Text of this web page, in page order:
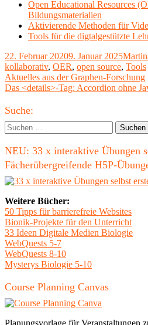
Open Educational Resources
Bildungsmaterialien
Aktivierende Methoden für
Tools für die digtalgestützte
Veröffentlicht
am
22. Februar 20209. Januar 2025Autor
kollaborativ, OER, open source, Tools
Beitragsnavigation
Vorheriger
Beitrag:
Aktuelles aus der Graphen-Forschung
Nächster
Das <details>-Tag: Accordion ohne
Haupt-
Seitenleiste
Suche:
Suchen
nach:
NEU: 33 x interaktive Übungen
Fächerübergreifende H5P-
Weitere Bücher:
50 Tipps für barrierefreie Websites
Bionik-Projekte für den Unterricht
33 Ideen Digitale Medien Biologie
WebQuests 5-7
WebQuests 8-10
Mysterys Biologie 5-10
Course Planning Canvas
Planungsvorlage für Veranstaltungen